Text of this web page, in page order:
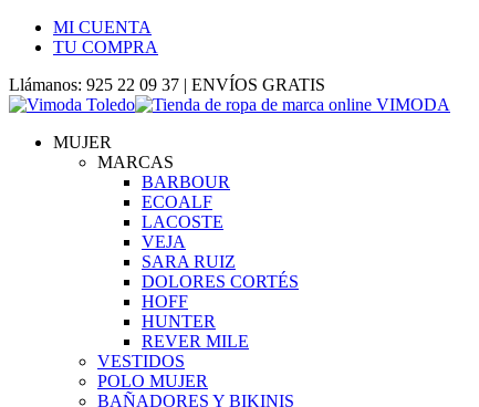
MI CUENTA
TU COMPRA
Llámanos: 925 22 09 37 | ENVÍOS GRATIS
MUJER
MARCAS
BARBOUR
ECOALF
LACOSTE
VEJA
SARA RUIZ
DOLORES CORTÉS
HOFF
HUNTER
REVER MILE
VESTIDOS
POLO MUJER
BAÑADORES Y BIKINIS